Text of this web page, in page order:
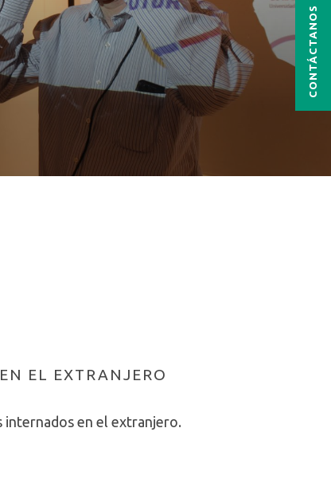
EL EXTRANJERO
internados en el extranjero.
CONTÁCTANOS